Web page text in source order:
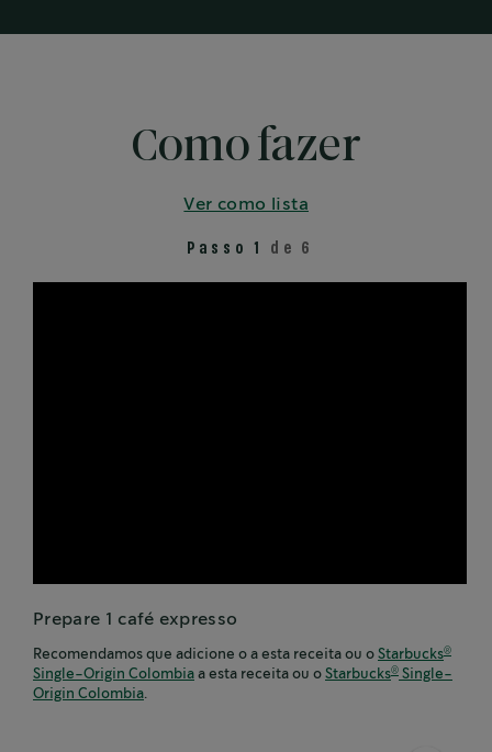
Como fazer
Ver como lista
Passo 1 de 6
Prepare 1 café expresso
Recomendamos que adicione o a esta receita ou o Starbucks®
Single-Origin Colombia a esta receita ou o Starbucks® Single-
Origin Colombia.